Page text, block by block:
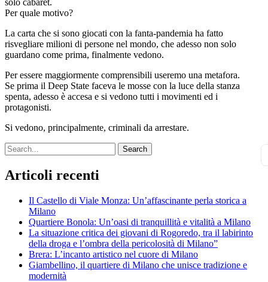
solo cabaret.
Per quale motivo?
La carta che si sono giocati con la fanta-pandemia ha fatto
risvegliare milioni di persone nel mondo, che adesso non solo
guardano come prima, finalmente vedono.
Per essere maggiormente comprensibili useremo una metafora.
Se prima il Deep State faceva le mosse con la luce della stanza
spenta, adesso è accesa e si vedono tutti i movimenti ed i
protagonisti.
Si vedono, principalmente, criminali da arrestare.
Search
Articoli recenti
Il Castello di Viale Monza: Un’affascinante perla storica a
Milano
Quartiere Bonola: Un’oasi di tranquillità e vitalità a Milano
La situazione critica dei giovani di Rogoredo, tra il labirinto
della droga e l’ombra della pericolosità di Milano”
Brera: L’incanto artistico nel cuore di Milano
Giambellino, il quartiere di Milano che unisce tradizione e
modernità